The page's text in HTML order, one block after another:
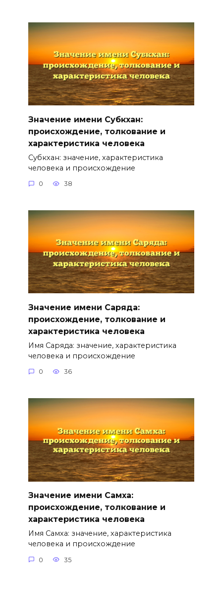
Значение имени Субкхан:
происхождение, толкование и
характеристика человека
Субкхан: значение, характеристика
человека и происхождение
0 38
Значение имени Саряда:
происхождение, толкование и
характеристика человека
Имя Саряда: значение, характеристика
человека и происхождение
0 36
Значение имени Самха:
происхождение, толкование и
характеристика человека
Имя Самха: значение, характеристика
человека и происхождение
0 35